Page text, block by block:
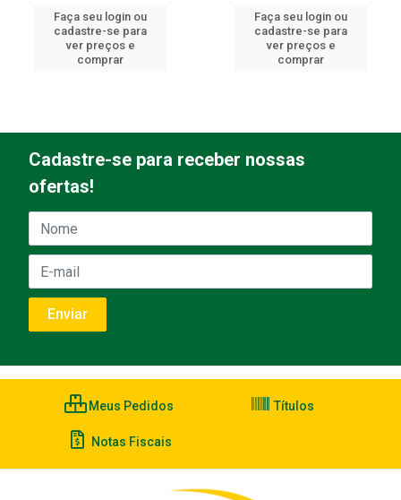
Faça seu login ou
cadastre-se para
ver preços e
comprar
Faça seu login ou
cadastre-se para
ver preços e
comprar
Cadastre-se para receber nossas
ofertas!
Meus Pedidos Títulos
Notas Fiscais